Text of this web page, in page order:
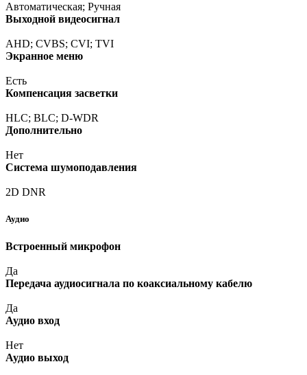
Автоматическая; Ручная
Выходной видеосигнал
AHD; CVBS; CVI; TVI
Экранное меню
Есть
Компенсация засветки
HLC; BLC; D-WDR
Дополнительно
Нет
Система шумоподавления
2D DNR
Аудио
Встроенный микрофон
Да
Передача аудиосигнала по коаксиальному кабелю
Да
Аудио вход
Нет
Аудио выход